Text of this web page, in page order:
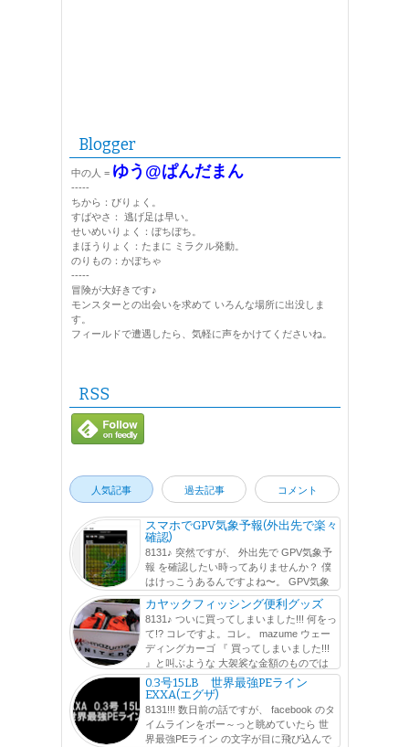
Blogger
中の人 = ゆう@ぱんだまん
-----
ちから：びりょく。
すばやさ： 逃げ足は早い。
せいめいりょく：ぼちぼち。
まほうりょく：たまに ミラクル発動。
のりもの：かぼちゃ
-----
冒険が大好きです♪
モンスターとの出会いを求めて いろんな場所に出没しま
す。
フィールドで遭遇したら、気軽に声をかけてくださいね。
RSS
人気記事 過去記事 コメント
スマホでGPV気象予報(外出先で楽々
確認)
8131♪ 突然ですが、 外出先で GPV気象予
報 を確認したい時ってありませんか？ 僕
はけっこうあるんですよね〜。 GPV気象
予報 とは、気象業務支援センターが提供している メッシ
ュ毎の気象予報数値データを基に行われている気象予報の
ことなのですが、 ウェブサ...
カヤックフィッシング便利グッズ
8131♪ ついに買ってしまいました!!! 何をっ
て!? コレですよ。コレ。 mazume ウェー
ディングカーゴ 『 買ってしまいました!!!
』と叫ぶような 大袈裟な金額のものでは
ないのですが、^^; ずーーーーーーっと前から、欲しかった
アイテムをよ...
0.3号15LB 世界最強PEライン
EXXA(エグザ)
8131!!! 数日前の話ですが、 facebook のタ
イムラインをボー～っと眺めていたら 世
界最強PEライン の文字が目に飛び込んで